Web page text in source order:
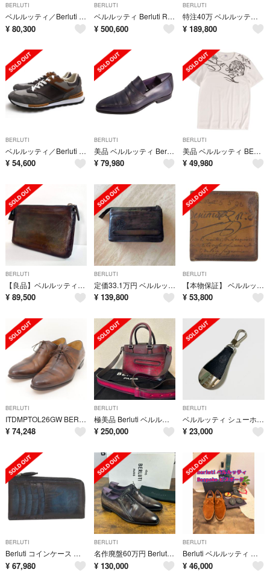
BERLUTI
ベルルッティ／Berluti シューズ スニーカー 靴 ローカット メンズ 男性 男性用 ナイロン レザー 革 本革 ブラック 黒 S6318-001 Fast Track Slip On ファストトラック スリッポン
¥ 80,300
BERLUTI
ベルルッティ Berluti R27LBL152 レザージャケット
¥ 500,600
BERLUTI
特注40万 ベルルッティ テルシオ レザー セカンドバッグ グレープス 限定品
¥ 189,800
BERLUTI
ベルルッティ／Berluti シューズ スニーカー 靴 ローカット メンズ 男性 男性用 レザー 革 本革 グレー 灰色 Run Track Low Top Sneakers
¥ 54,600
BERLUTI
美品 ベルルッティ Berluti ローファー アンディ デムジュール モカシン ビジネスシューズ 革靴 9.5(29cm相当) ネイビー
¥ 79,980
BERLUTI
美品 ベルルッティ BERLUTI Tシャツ カットソー ショートスリーブ 半袖 カリグラフィー 刺繍 トップス メンズ Mホワイト
¥ 49,980
BERLUTI
【良品】ベルルッティ クラッチバッグ テルシオ スクリット オルガ期 パティーヌ
¥ 89,500
BERLUTI
定価33.1万円 ベルルッティ テルシオ スクリットレザークラッチバッグ ネロ
¥ 139,800
BERLUTI
【本物保証】 ベルルッティ BERLUTI カリグラフィ コインケース付 二つ折り財布 パティーヌ レザー ブラウン スクリット
¥ 53,800
BERLUTI
ITDMPTOL26GW BERLUTI ベルルッティ カリグラフィ シューズ ビジネスシューズ ドレスシューズ ポインテッドトゥ ブラウン 茶 メンズ サイズ 6 1/2
¥ 74,248
BERLUTI
極美品 Berluti ベルルッティ トゥジュール ガリバー 2way バッグ
¥ 250,000
BERLUTI
ベルルッティ シューホーン ロゴ キーリング キーホルダー
¥ 23,000
BERLUTI
Berluti コインケース カリグラフィ レザー ブルー ブラック
¥ 67,980
BERLUTI
名作廃盤60万円 Berluti スカーズ スクリット シューズ 8
¥ 130,000
BERLUTI
Berluti ベルルッティ ビスポークシューズ
¥ 46,000